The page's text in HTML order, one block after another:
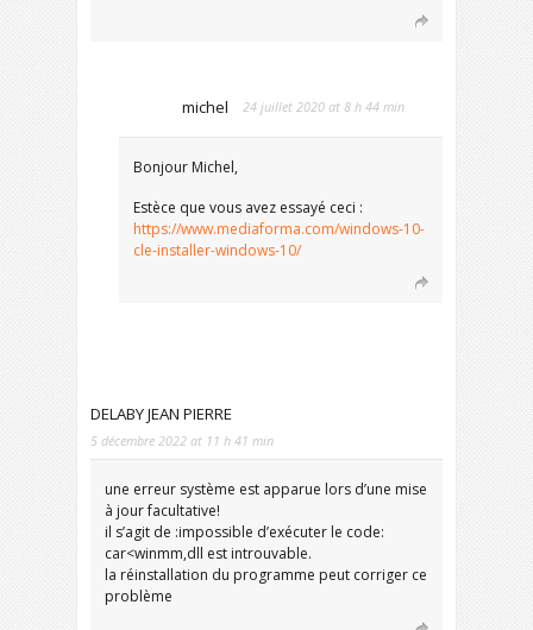
michel 24 juillet 2020 at 8 h 44 min
Bonjour Michel,
Estèce que vous avez essayé ceci :
https://www.mediaforma.com/windows-10-
cle-installer-windows-10/
DELABY JEAN PIERRE
5 décembre 2022 at 11 h 41 min
une erreur système est apparue lors d’une mise
à jour facultative!
il s’agit de :impossible d’exécuter le code:
car<winmm,dll est introuvable.
la réinstallation du programme peut corriger ce
problème